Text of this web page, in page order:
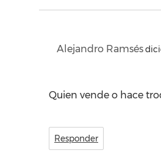
Alejandro Ramsés
Quien vende o hace
Responder